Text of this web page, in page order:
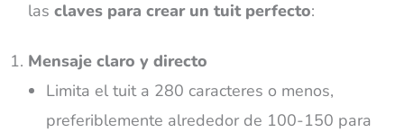
las claves para crear un tuit perfecto:
Mensaje claro y directo
Limita el tuit a 280 caracteres o menos,
preferiblemente alrededor de 100-150 para